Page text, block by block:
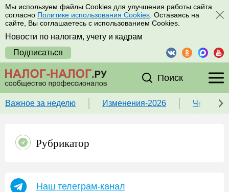
Мы используем файлы Cookies для улучшения работы сайта
согласно Политике использования Cookies . Оставаясь на
сайте, Вы соглашаетесь с использованием Cookies.
Новости по налогам, учету и кадрам
Подписаться
Поиск
Важное за неделю Изменения-2026 Чек-
Рубрикатор
Наш телеграм-канал